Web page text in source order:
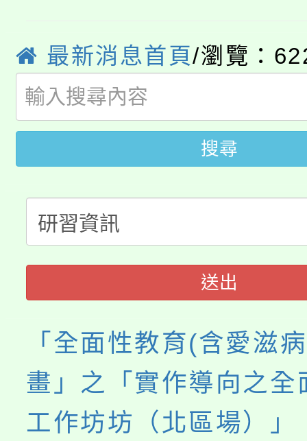
生本土語及新住民語歌
公告本校115學年度第
代理(課)教師甄選結果(
公告本校115學年度第
代理(課)教師甄選結果(
轉知中國文化大學推廣
《TA101》溝通分析基
程，歡迎學生輔導中心
心理、諮商輔導、社會
系所師生報名參加。
轉知苗栗縣政府辦理
門員」簡章及活動海報
踴躍報名參加。
要點
「桃園市補助參觀特色
展演活動實施計畫」
115年度「教育部表揚
義教育推展貢獻獎」
最新消息首頁/瀏覽：
搜尋
送出
「全面性教育(含愛滋
畫」之「實作導向之全
工作坊坊（北區場）」